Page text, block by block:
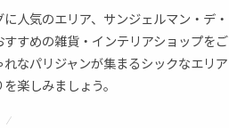
人気のエリア、サンジェルマン・デ・
すすめの雑貨・インテリアショップをご
なパリジャンが集まるシックなエリア
楽しみましょう。